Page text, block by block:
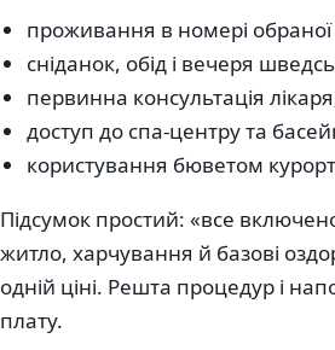
проживання в номері обраної
сніданок, обід і вечеря
первинна консультація
доступ до спа-центру та
користування бюветом
Підсумок простий: «все
житло, харчування й базові
одній ціні. Решта процедур і
плату.